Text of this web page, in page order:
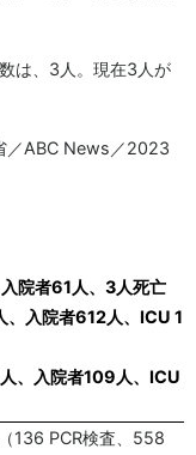
は、3人。現在3人が
／ABC News／2023
院者61人、3人死亡
、入院者612人、ICU 1
、入院者109人、ICU
136 PCR検査、558